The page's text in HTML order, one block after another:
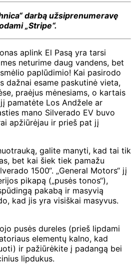
darbą užsiprenumeravę
„Stripe“.
aplink El Pasą yra tarsi
neturime daug vandens, bet
paplūdimio! Kai pasirodo
dažnai esame paskutinė vieta,
praėjus mėnesiams, o kartais
pamatėte Los Andžele ar
mano Silverado EV buvo
apžiūrėjau ir prieš pat jį
galite manyti, kad tai tik
bet kai šiek tiek pamažu
1500“. „General Motors“ jį
pikapą („pusės tonos“),
pakabą ir masyvią
kad jis yra visiškai masyvus.
pusės dureles (prieš lipdami
elementų kalno, kad
ir pažiūrėkite į padangą bei
lipdukus.